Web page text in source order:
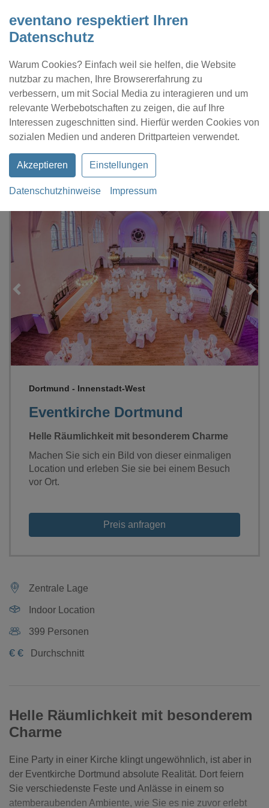
eventano respektiert Ihren
Datenschutz
Warum Cookies? Einfach weil sie helfen, die Website
nutzbar zu machen, Ihre Browsererfahrung zu
verbessern, um mit Social Media zu interagieren und um
relevante Werbebotschaften zu zeigen, die auf Ihre
Interessen zugeschnitten sind. Hierfür werden Cookies von
sozialen Medien und anderen Drittparteien verwendet.
Akzeptieren Einstellungen
Datenschutzhinweise Impressum
Kontakt Location eintragen Profil
Eventkirche Dortmund
Loading...
Eventkirche Dortmund
Dortmund - Innenstadt-West
Helle Räumlichkeit mit besonderem Charme
Machen Sie sich ein Bild von dieser einmaligen
Location und erleben Sie sie bei einem Besuch
vor Ort.
Preis anfragen
Zentrale Lage
Indoor Location
399 Personen
€ € Durchschnitt
Helle Räumlichkeit mit besonderem
Charme
Eine Party in einer Kirche klingt ungewöhnlich, ist aber in
der Eventkirche Dortmund absolute Realität. Dort feiern
Sie verschiedenste Feste und Anlässe in einem so
atemberaubenden Ambiente, wie Sie es nie zuvor erlebt